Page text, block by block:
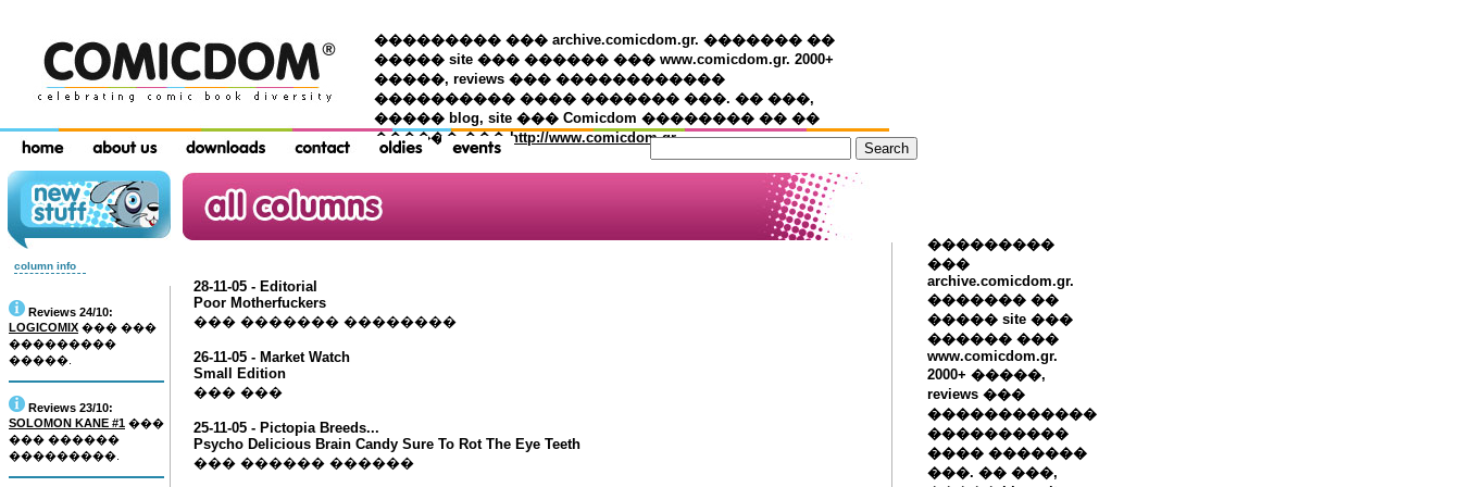
��������� ��� archive.comicdom.gr. ������� ��
����� site ��� ������ ��� www.comicdom.gr. 2000+
�����, reviews ��� ������������
���������� ���� ������� ���. �� ���,
����� blog, site ��� Comicdom �������� �� ��
������ ��� http://www.comicdom.gr
���������
���
archive.comicdom.gr.
������� ��
����� site ���
������ ���
www.comicdom.gr.
2000+ �����,
reviews ���
������������
����������
���� �������
���. �� ���,
column info
Reviews 24/10:
LOGICOMIX ��� ���
���������
�����.
Reviews 23/10:
SOLOMON KANE #1 ���
��� ������
���������.
28-11-05 - Editorial
Poor Motherfuckers
��� ������� ��������
26-11-05 - Market Watch
Small Edition
��� ���
25-11-05 - Pictopia Breeds...
Psycho Delicious Brain Candy Sure To Rot The Eye Teeth
��� ������ ������